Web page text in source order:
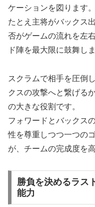
ケーションを図ります。
たとえ主将がバックス
否がゲームの流れを左
ド陣を最大限に鼓舞しま
スクラムで相手を圧倒
クスの攻撃へと繋げる
の大きな役割です。
フォワードとバックス
性を尊重しつつ一つの
が、チームの完成度を高
勝負を決めるラス
能力